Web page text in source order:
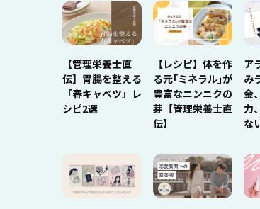
【管理栄養士直
伝】胃腸を整える
「春キャベツ」レ
シピ2選
【レシピ】体を作
る元｢ミネラル｣が
豊富なニンニクの
芽【管理栄養士直
伝】
ア
み
金
力
な